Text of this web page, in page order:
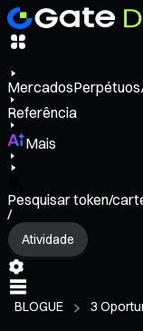
MercadosPerpétuos
Referência
Mais
Pesquisar token/
/
Atividade
BLOGUE 3